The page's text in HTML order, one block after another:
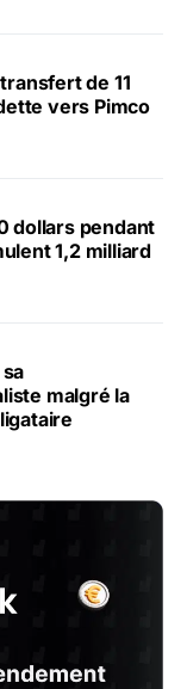
de 11
vers Pimco
dollars pendant
1,2 milliard
malgré la